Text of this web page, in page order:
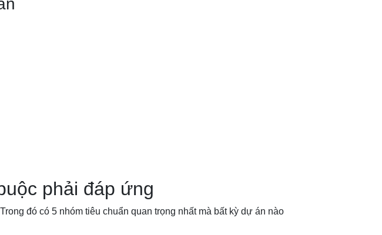
phải đáp ứng
đó có 5 nhóm tiêu chuẩn quan trọng nhất mà bất kỳ dự án nào